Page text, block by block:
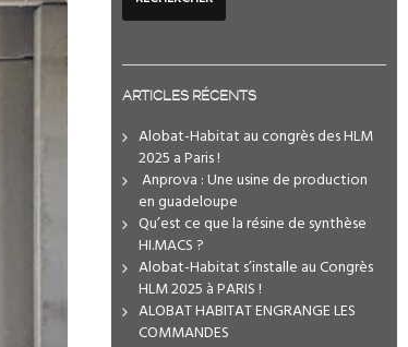
ARTICLES RÉCENTS
Alobat-Habitat au congrès des HLM
2025 a Paris !
️ Anprova : Une usine de production
en guadeloupe
Qu’est ce que la résine de synthèse
HI.MACS ?
Alobat-Habitat s’installe au Congrès
HLM 2025 à PARIS !
ALOBAT HABITAT ENGRANGE LES
COMMANDES